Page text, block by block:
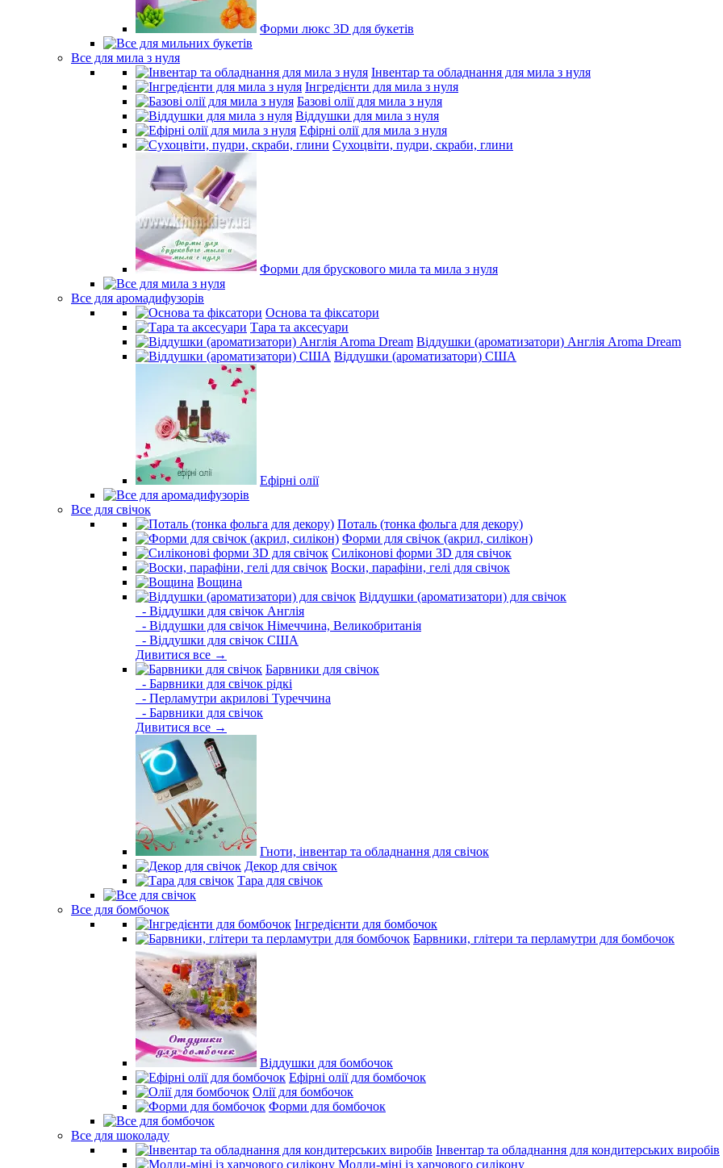
Форми люкс 3D для букетів
Все для мила з нуля
Інвентар та обладнання для мила з нуля
Інгредієнти для мила з нуля
Базові олії для мила з нуля
Віддушки для мила з нуля
Ефірні олії для мила з нуля
Сухоцвіти, пудри, скраби, глини
Форми для брускового мила та мила з нуля
Все для аромадифузорів
Основа та фіксатори
Тара та аксесуари
Віддушки (ароматизатори) Англія Aroma Dream
Віддушки (ароматизатори) США
Ефірні олії
Все для свічок
Поталь (тонка фольга для декору)
Форми для свічок (акрил, силікон)
Силіконові форми 3D для свічок
Воски, парафіни, гелі для свічок
Вощина
Віддушки (ароматизатори) для свічок
- Віддушки для свічок Англія
- Віддушки для свічок Німеччина, Великобританія
- Віддушки для свічок США
Дивитися все →
Барвники для свічок
- Барвники для свічок рідкі
- Перламутри акрилові Туреччина
- Барвники для свічок
Дивитися все →
Гноти, інвентар та обладнання для свічок
Декор для свічок
Тара для свічок
Все для бомбочок
Інгредієнти для бомбочок
Барвники, глітери та перламутри для бомбочок
Віддушки для бомбочок
Ефірні олії для бомбочок
Олії для бомбочок
Форми для бомбочок
Все для шоколаду
Інвентар та обладнання для кондитерських виробів
Молди-міні із харчового силікону